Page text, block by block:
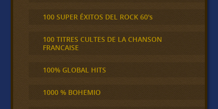
100 SUPER ÉXITOS DEL ROCK 60's
100 TITRES CULTES DE LA CHANSON
FRANCAISE
100% GLOBAL HITS
1000 % BOHEMIO